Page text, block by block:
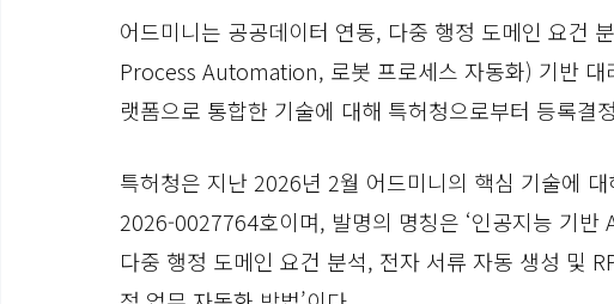
어드미니는 공공데이터 연동, 다중 행정 도메인 요건
Process Automation, 로봇 프로세스 자동화) 기반 대
랫폼으로 통합한 기술에 대해 특허청으로부터 등록결
특허청은 지난 2026년 2월 어드미니의 핵심 기술에
2026-0027764호이며, 발명의 명칭은 ‘인공지능 기
다중 행정 도메인 요건 분석, 전자 서류 자동 생성 및